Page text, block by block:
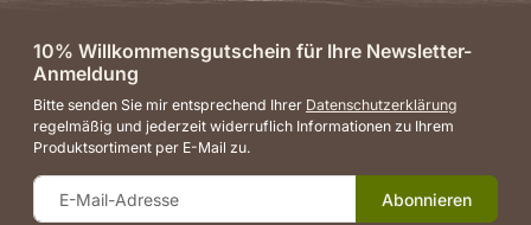
10% Willkommensgutschein für Ihre Newsletter-
Anmeldung
Bitte senden Sie mir entsprechend Ihrer Datenschutzerklärung
regelmäßig und jederzeit widerruflich Informationen zu Ihrem
Produktsortiment per E-Mail zu.
Abonnieren